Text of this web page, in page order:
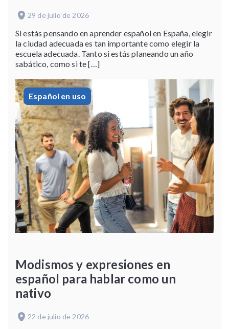
29 de julio de 2026
Si estás pensando en aprender español en España, elegir
la ciudad adecuada es tan importante como elegir la
escuela adecuada. Tanto si estás planeando un año
sabático, como si te […]
Español en uso
Modismos y expresiones en
español para hablar como un
nativo
22 de julio de 2026